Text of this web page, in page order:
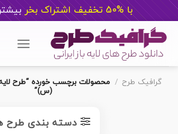
با %50 تخفیف اشتراک بخر ب
content
گرافیک طرح / محصولات برچسب خورده “طرح
(س)”
دسته بندی طرح